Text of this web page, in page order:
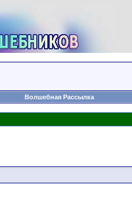
Волшебная Рассылка